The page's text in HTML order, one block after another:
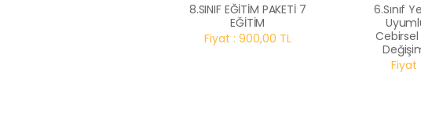
8.SINIF EĞİTİM PAKETİ 7
EĞİTİM
Fiyat : 900,00 TL
6.Sınıf
Fiyat